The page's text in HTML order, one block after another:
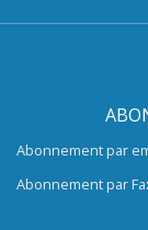
Abonnement par
Abonnement par